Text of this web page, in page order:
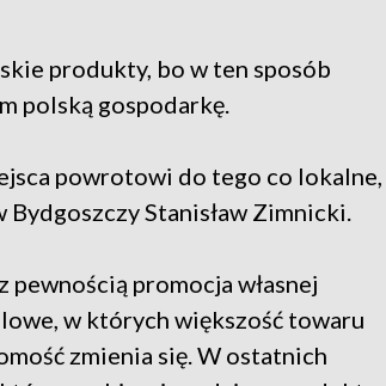
produkty, bo w ten sposób
polską gospodarkę.
powrotowi do tego co lokalne,
Stanisław Zimnicki.
pewnością promocja własnej
w których większość towaru
zmienia się. W ostatnich